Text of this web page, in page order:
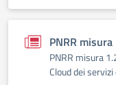
PNRR misura
PNRR misura
Cloud dei